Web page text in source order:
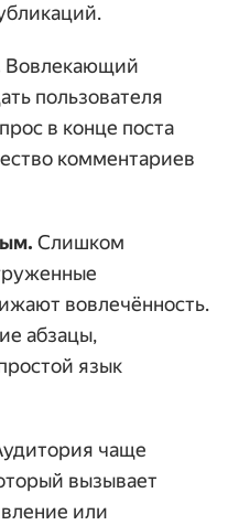
Вовлекающий
пользователя
в конце поста
комментариев
Слишком
вовлечённость.
абзацы,
язык
чаще
вызывает
или